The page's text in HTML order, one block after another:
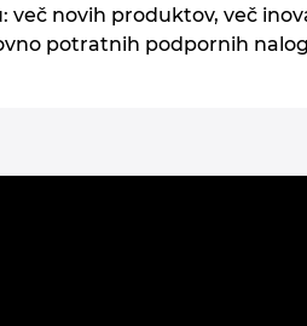
več novih produktov, več
potratnih podpornih